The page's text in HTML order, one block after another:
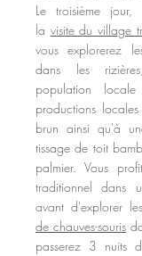
Le troisième
la visite du village
vous explorerez
dans les
population
productions
brun ainsi qu'à
tissage de toit
palmier. Vous
traditionnel dans
avant d'explorer les
de chauves-souris
passerez 3 nuits